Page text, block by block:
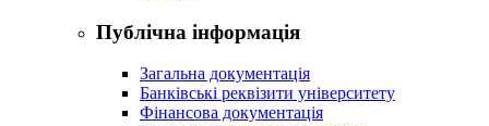
Публічна інформація
Загальна документація
Банківські реквізити університету
Фінансова документація